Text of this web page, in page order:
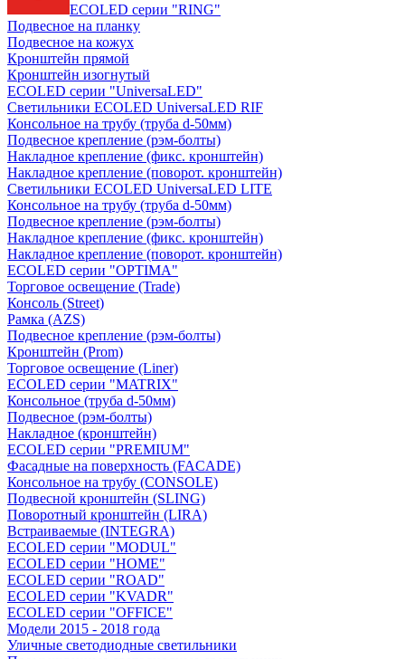
ECOLED серии "RING"
Подвесное на планку
Подвесное на кожух
Кронштейн прямой
Кронштейн изогнутый
ECOLED серии "UniversaLED"
Светильники ECOLED UniversaLED RIF
Консольное на трубу (труба d-50мм)
Подвесное крепление (рэм-болты)
Накладное крепление (фикс. кронштейн)
Накладное крепление (поворот. кронштейн)
Светильники ECOLED UniversaLED LITE
Консольное на трубу (труба d-50мм)
Подвесное крепление (рэм-болты)
Накладное крепление (фикс. кронштейн)
Накладное крепление (поворот. кронштейн)
ECOLED серии "OPTIMA"
Торговое освещение (Trade)
Консоль (Street)
Рамка (AZS)
Подвесное крепление (рэм-болты)
Кронштейн (Prom)
Торговое освещение (Liner)
ECOLED серии "MATRIX"
Консольное (труба d-50мм)
Подвесное (рэм-болты)
Накладное (кронштейн)
ECOLED серии "PREMIUM"
Фасадные на поверхность (FACADE)
Консольное на трубу (СONSOLЕ)
Подвесной кронштейн (SLING)
Поворотный кронштейн (LIRA)
Встраиваемые (INTEGRA)
ECOLED серии "MODUL"
ECOLED серии "HOME"
ECOLED серии "ROAD"
ECOLED серии "KVADR"
ECOLED серии "OFFICE"
Модели 2015 - 2018 года
Уличные светодиодные светильники